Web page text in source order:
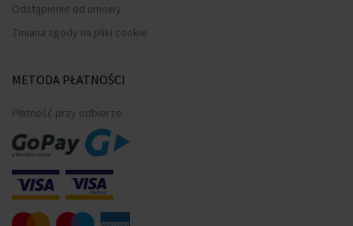
Odstąpienie od umowy
Zmiana zgody na pliki cookie
METODA PŁATNOŚCI
Płatność przy odbiorze